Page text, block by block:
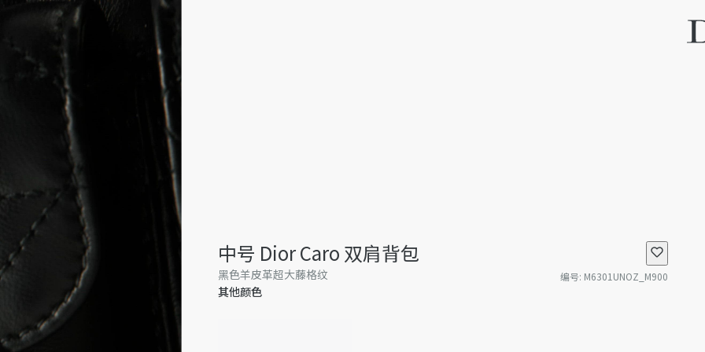
中号 Dior Caro 双肩背包
黑色羊皮革超大藤格纹 编号: M6301UNOZ_M900
其他颜色